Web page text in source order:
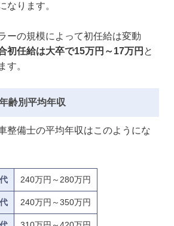
なります。
ーの規模によって初任給は変動
初任給は大卒で15万円～17万円 と
す。
齢別平均年収
整備士の平均年収はこのようにな
240万円～280万円
240万円～350万円